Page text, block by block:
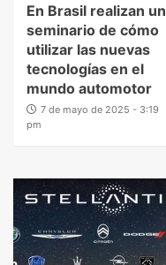
En Brasil realizan un
seminario de cómo
utilizar las nuevas
tecnologías en el
mundo automotor
7 de mayo de 2025 - 3:19
pm